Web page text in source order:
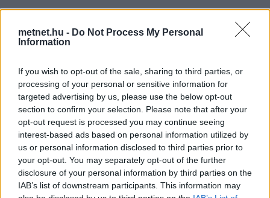
metnet.hu - Do Not Process My Personal
Information
If you wish to opt-out of the sale, sharing to third parties, or
processing of your personal or sensitive information for
targeted advertising by us, please use the below opt-out
section to confirm your selection. Please note that after your
opt-out request is processed you may continue seeing
interest-based ads based on personal information utilized by
us or personal information disclosed to third parties prior to
your opt-out. You may separately opt-out of the further
disclosure of your personal information by third parties on the
IAB’s list of downstream participants. This information may
kb 1 perc.
Az idei év egyértelmű slágere a hullámzó front, ebből
kapunk egy újabbat a hétvégén. Nézzük a részleteket!
Európa időjárását továbbra is a Brit-szigetek és Izland közelében
örvénylő több középpontú ciklonrendszer és az ezt kelet felé
mozgásában akadályozó, Kelet-Európa felett elhelyezkedő
magasnyomású gerinc
alakítja. Ezen blokkos időjárási helyzet
kedvez a peremhullámok, illetve hullámzó frontrendszerek
kialakulásának.